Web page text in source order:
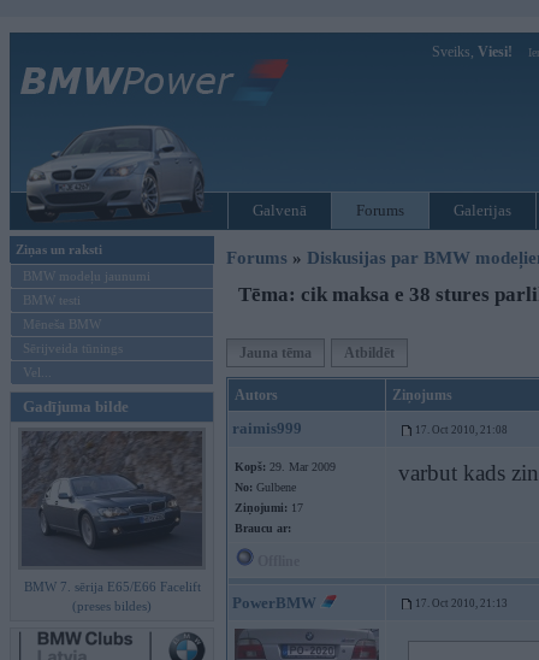
Sveiks, Viesi!
Galvenā Forums Galerijas
Ziņas un raksti
BMW modeļu jaunumi
BMW testi
Mēneša BMW
Sērijveida tūnings
Vel...
Gadījuma bilde
BMW 7. sērija E65/E66 Facelift
(preses bildes)
Forums » Diskusijas par BMW
Tēma: cik maksa e 38 stures
Jauna tēma Atbildēt
Autors Ziņojums
raimis999 17. Oct 2010, 21:08
Kopš: 29. Mar 2009
No: Gulbene
Ziņojumi: 17
Braucu ar:
varbut kads
PowerBMW 17. Oct 2010, 21:13